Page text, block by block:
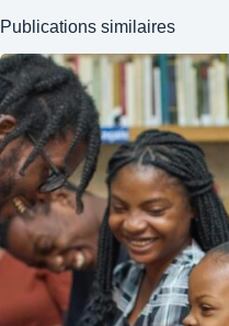
Publications similaires